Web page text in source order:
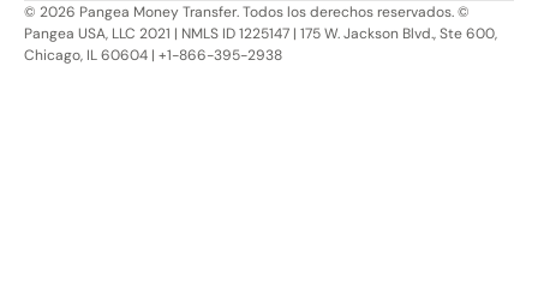
© 2026 Pangea Money Transfer. Todos los derechos reservados. ©
Pangea USA, LLC 2021 | NMLS ID 1225147 | 175 W. Jackson Blvd., Ste 600,
Chicago, IL 60604 | +1-866-395-2938